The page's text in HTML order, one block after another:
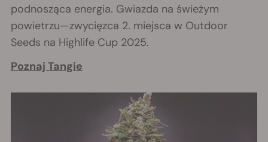
podnosząca energia. Gwiazda na świeżym
powietrzu—zwycięzca 2. miejsca w Outdoor
Seeds na Highlife Cup 2025.
Poznaj Tangie